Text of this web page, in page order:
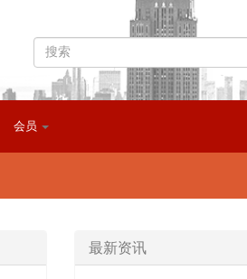
会员
最新资讯